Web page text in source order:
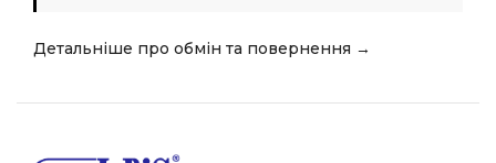
Детальніше про обмін та повернення →